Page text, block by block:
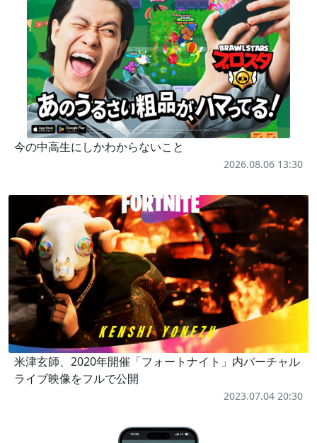
今の中高生にしかわからないこと
2026.08.06 13:30
米津玄師、2020年開催「フォートナイト」内バーチャル
ライブ映像をフルで公開
2023.07.04 20:30